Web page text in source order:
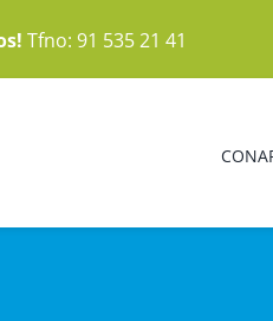
Tfno: 91 535 21 41